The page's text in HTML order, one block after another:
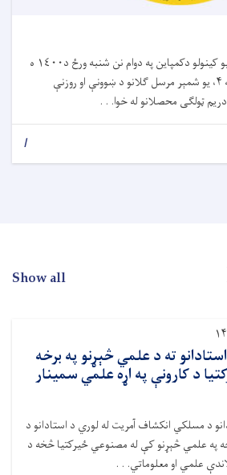
غزني پوهنتون کې د نیالګیو کینولو دکمپاین په دوام نن شنبه ورځ د١٤٠٠ ه
.ل. کال د غویي میاشتې په ۴، یو شمېر مرسل ګلانو د ښوونې او روزنې
ټولګی محصلانو له خوا. . .
/
Show all
ته د علمي څېړنو په برخه
د کارونې په اړه علمي سمینار
د مسلکي انکشاف آمریت له لوري د استادانو د
په علمي څېړنو کې له مصنوعي ځیرکتیا څخه د
علمي او معلوماتي. . .